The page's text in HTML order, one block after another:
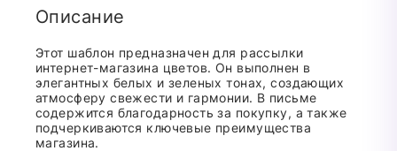
Описание
Этот шаблон предназначен для рассылки
интернет-магазина цветов. Он выполнен в
элегантных белых и зеленых тонах, создающих
атмосферу свежести и гармонии. В письме
содержится благодарность за покупку, а также
подчеркиваются ключевые преимущества
магазина.